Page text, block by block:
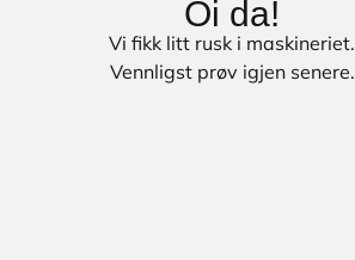
Oi da!
Vi fikk litt rusk i maskineriet.
Vennligst prøv igjen senere.